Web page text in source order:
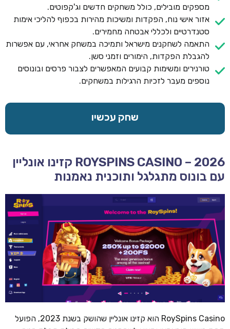
מספקים מובילים, כולל משחקים חדשים וג'קפוטים.
אזור אישי נוח, הפקדות ומשיכות מהירות בכפוף להליכי אימות
סטנדרטיים ולכללי אבטחה מחמירים.
התאמה לשחקנים מישראל ותמיכה במשחק אחראי, עם אפשרות
להגבלת הפקדות, הימורים וזמני סשן.
טורנירים ומשימות קבועים המאפשרים לצבור פרסים ובונוסים
נוספים מעבר לזכיות הרגילות במשחקים.
שחק עכשיו
ROYSPINS CASINO – 2026 קזינו אונליין
עם בונוס מתגלגל ותוכנית נאמנות
RoySpins Casino הוא קזינו אונליין שהושק בשנת 2023, הפועל